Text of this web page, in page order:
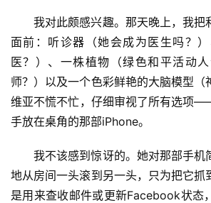
我对此颇感兴趣。那天晚上，我把
面前：听诊器（她会成为医生吗？
医？）、一株植物（绿色和平活动
师？）以及一个色彩鲜艳的大脑模型（
维亚不慌不忙，仔细审视了所有选项
手放在桌角的那部iPhone。
我不该感到惊讶的。她对那部手机
地从房间一头滚到另一头，只为把它抓
是用来查收邮件或更新Facebook状态